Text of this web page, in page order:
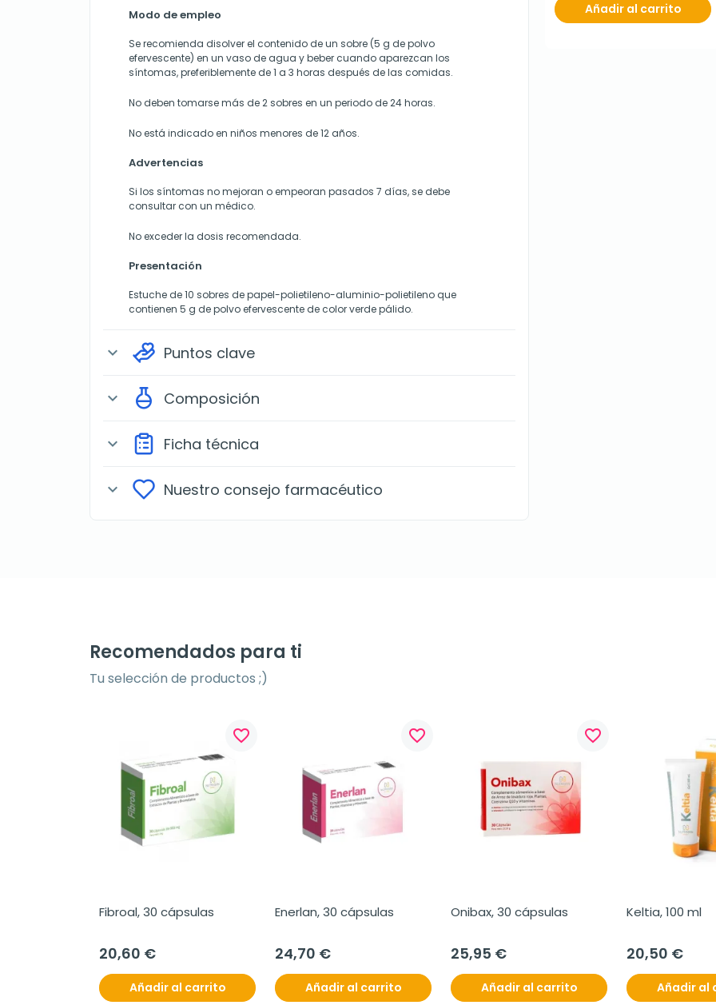
Modo de empleo
Se recomienda disolver el contenido de un sobre (5 g de polvo
efervescente) en un vaso de agua y beber cuando aparezcan los
síntomas, preferiblemente de 1 a 3 horas después de las comidas.
No deben tomarse más de 2 sobres en un periodo de 24 horas.
No está indicado en niños menores de 12 años.
Advertencias
Si los síntomas no mejoran o empeoran pasados 7 días, se debe
consultar con un médico.
No exceder la dosis recomendada.
Presentación
Estuche de 10 sobres de papel-polietileno-aluminio-polietileno que
contienen 5 g de polvo efervescente de color verde pálido.
expand_more Puntos clave
expand_more Composición
expand_more Ficha técnica
expand_more Nuestro consejo farmacéutico
Añadir al carrito
Recomendados para ti
Tu selección de productos ;)
favorite_border
Fibroal, 30 cápsulas
20,60 €
Añadir al carrito
favorite_border
Enerlan, 30 cápsulas
24,70 €
Añadir al carrito
favorite_border
Onibax, 30 cápsulas
25,95 €
Añadir al carrito
Keltia, 100 ml
20,50 €
Añadir al